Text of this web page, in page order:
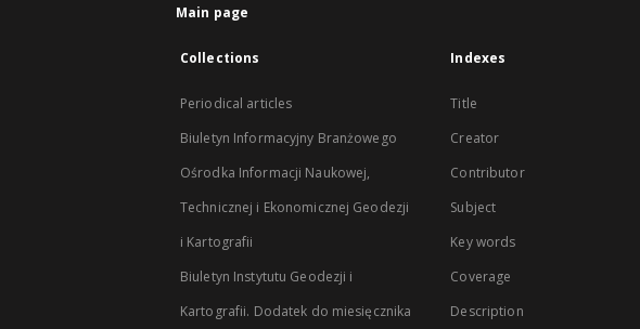
Main page
Collections
Periodical articles
Biuletyn Informacyjny Branżowego
Ośrodka Informacji Naukowej,
Technicznej i Ekonomicznej Geodezji
i Kartografii
Biuletyn Instytutu Geodezji i
Kartografii. Dodatek do miesięcznika
Indexes
Title
Creator
Contributor
Subject
Key words
Coverage
Description